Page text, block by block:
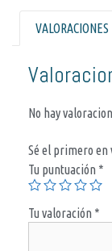
VALORACIONES
No hay
Sé el primero en
Tu puntuación *
Tu valoración *